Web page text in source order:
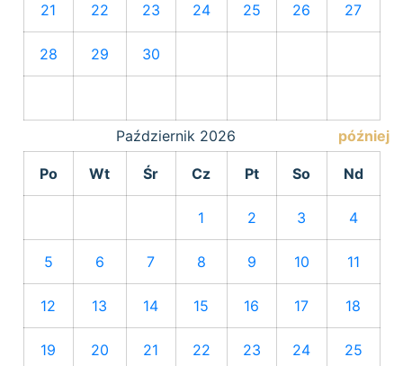
21 22 23 24 25 26 27
28 29 30
później
Październik 2026
Po Wt Śr Cz Pt So Nd
1 2 3 4
5 6 7 8 9 10 11
12 13 14 15 16 17 18
19 20 21 22 23 24 25